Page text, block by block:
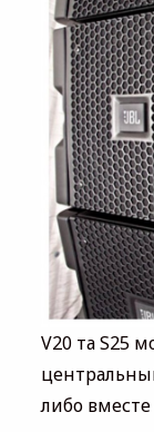
V20 та S25
либо